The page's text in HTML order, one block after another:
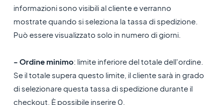
informazioni sono visibili al cliente e verranno
mostrate quando si seleziona la tassa di spedizione.
Può essere visualizzato solo in numero di giorni.
- Ordine minimo: limite inferiore del totale dell'ordine.
Se il totale supera questo limite, il cliente sarà in grado
di selezionare questa tassa di spedizione durante il
checkout. È possibile inserire 0.